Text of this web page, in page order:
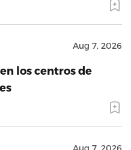
Aug 7, 2026
los centros de
Aug 7, 2026